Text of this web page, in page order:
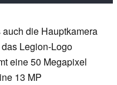
die Hauptkamera
Legion-Logo
eine 50 Megapixel
13 MP